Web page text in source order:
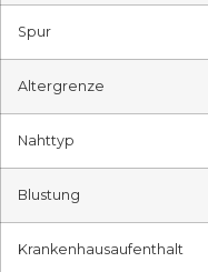
Spur
Altergrenze
Nahttyp
Blustung
Krankenhausaufenthalt